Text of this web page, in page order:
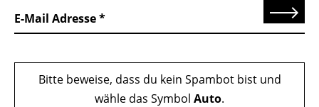
E-Mail Adresse Senden
Bitte beweise, dass du kein Spambot bist und
wähle das Symbol Auto.